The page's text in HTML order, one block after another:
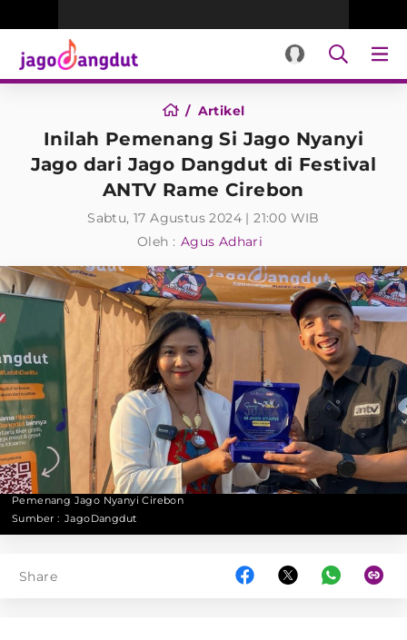
Artikel
Inilah Pemenang Si Jago Nyanyi
Jago dari Jago Dangdut di Festival
ANTV Rame Cirebon
Sabtu, 17 Agustus 2024 | 21:00 WIB
Oleh : Agus Adhari
Pemenang Jago Nyanyi Cirebon
Sumber : JagoDangdut
Share